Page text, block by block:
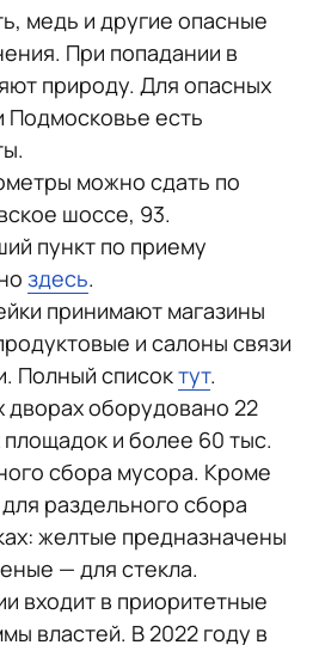
медь и другие опасные
При попадании в
природу. Для опасных
Подмосковье есть
можно сдать по
шоссе, 93.
пункт по приему
здесь.
принимают магазины
и салоны связи
Полный списоктут.
дворах оборудовано 22
и более 60 тыс.
сбора мусора. Кроме
раздельного сбора
желтые предназначены
— для стекла.
входит в приоритетные
властей. В 2022 году в